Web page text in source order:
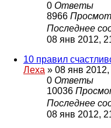
0 Ответы
8966
Последнее
08 янв 2012,
10 правил
Леха » 08 янв
0 Ответы
10036
Последнее
08 янв 2012,